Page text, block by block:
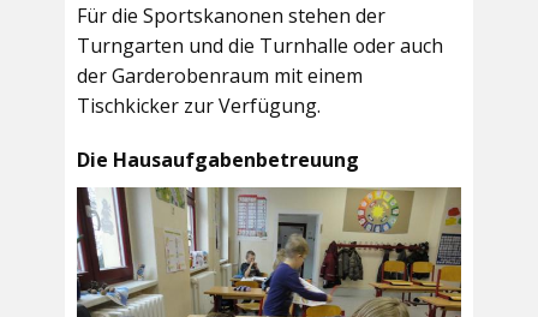
Für die Sportskanonen stehen der
Turngarten und die Turnhalle oder auch
derGarderobenraum mit einem
Tischkicker zur Verfügung.
Die Hausaufgabenbetreuung